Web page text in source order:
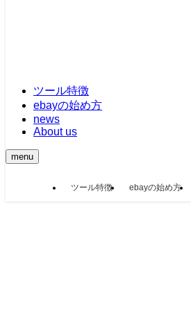
ツール特徴
ebayの始め方
news
About us
menu
ツール特徴 ebayの始め方